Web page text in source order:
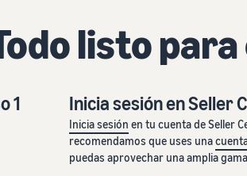
listo
1 Inicia sesión en Seller
Inicia sesión en tu cuenta de Seller
recomendamos que uses una
puedas aprovechar una amplia